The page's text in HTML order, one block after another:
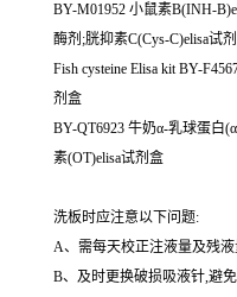
BY-M01952 小鼠素B(INH-
酶剂;胱抑素C(Cys-C)elisa试
Fish cysteine Elisa kit BY-
剂盒
BY-QT6923 牛奶α-乳球蛋白
素(OT)elisa试剂盒
洗板时应注意以下问题:
A、需每天校正注液量及残液
B、及时更换破损吸液针,避免